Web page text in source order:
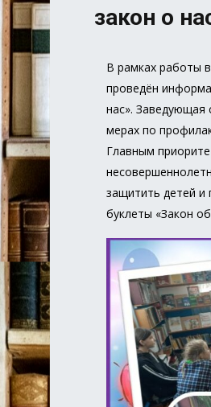
закон о
В рамках работы
проведён
нас». Заведующая
мерах по
Главным
защитить детей и
буклеты «Закон